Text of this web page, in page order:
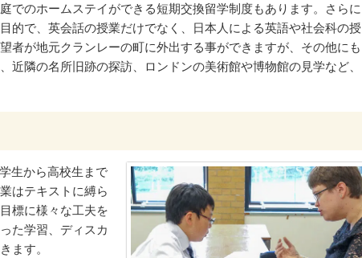
でのホームステイができる短期交換留学制度もあります。さらに
的で、英会話の授業だけでなく、日本人による英語や社会科の授
者が地元クランレーの町に外出する事ができますが、その他にも
隣の名所旧跡の探訪、ロンドンの美術館や博物館の見学など、
生から高校生まで
はテキストに縛ら
標に様々な工夫を
た学習、ディスカ
ます。